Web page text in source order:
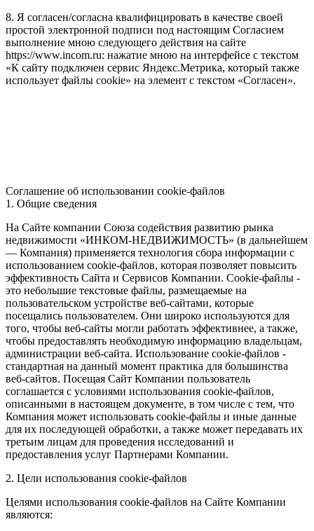
8. Я согласен/согласна квалифицировать в качестве своей
простой электронной подписи под настоящим Согласием
выполнение мною следующего действия на сайте
https://www.incom.ru: нажатие мною на интерфейсе с текстом
«К сайту подключен сервис Яндекс.Метрика, который также
использует файлы cookie» на элемент с текстом «Согласен».
Соглашение об использовании cookie-файлов
1. Общие сведения
На Сайте компании Союза содействия развитию рынка
недвижимости «ИНКОМ-НЕДВИЖИМОСТЬ» (в дальнейшем
— Компания) применяется технология сбора информации с
использованием cookie-файлов, которая позволяет повысить
эффективность Сайта и Сервисов Компании. Сookie-файлы -
это небольшие текстовые файлы, размещаемые на
пользовательском устройстве веб-сайтами, которые
посещались пользователем. Они широко используются для
того, чтобы веб-сайты могли работать эффективнее, а также,
чтобы предоставлять необходимую информацию владельцам,
администрации веб-сайта. Использование cookie-файлов -
стандартная на данный момент практика для большинства
веб-сайтов. Посещая Сайт Компании пользователь
соглашается с условиями использования cookie-файлов,
описанными в настоящем документе, в том числе с тем, что
Компания может использовать cookie-файлы и иные данные
для их последующей обработки, а также может передавать их
третьим лицам для проведения исследований и
предоставления услуг Партнерами Компании.
2. Цели использования cookie-файлов
Целями использования cookie-файлов на Сайте Компании
являются: